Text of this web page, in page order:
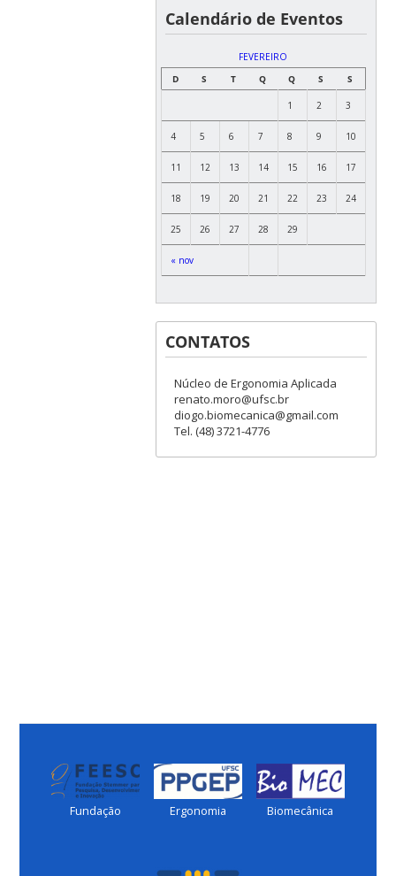
Calendário de Eventos
FEVEREIRO
D
S T Q Q S S
« nov
1 2 3
4 5 6 7 8 9 10
11 12 13 14 15 16 17
18 19 20 21 22 23 24
25 26 27 28 29
CONTATOS
Núcleo de Ergonomia Aplicada
renato.moro@ufsc.br
diogo.biomecanica@gmail.com
Tel. (48) 3721-4776
Fundação Ergonomia Biomecânica